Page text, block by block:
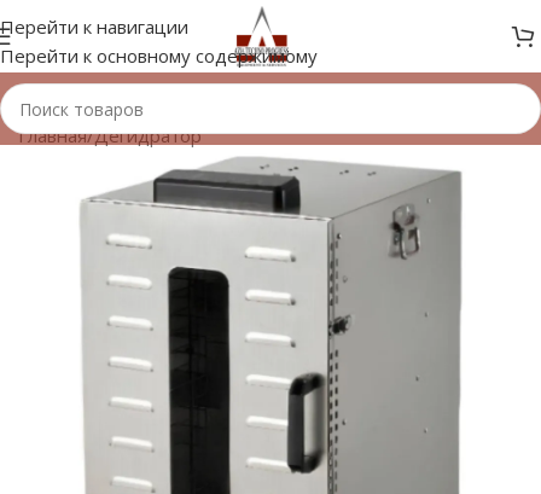
Перейти к навигации
Перейти к основному содержимому
Главная/Дегидратор